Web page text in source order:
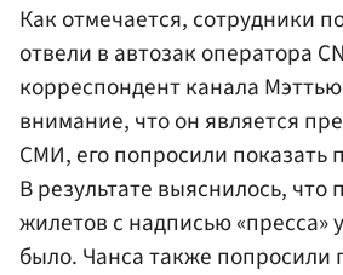
Как отмечается, сотрудники
отвели в автозак оператора
корреспондент канала
внимание, что он является
СМИ, его попросили показать
В результате выяснилось, что
жилетов с надписью «пресса»
было. Чанса также попросили